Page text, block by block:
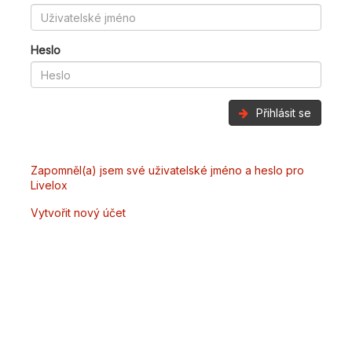
Heslo
Přihlásit se
Zapomněl(a) jsem své uživatelské jméno a heslo pro
Livelox
Vytvořit nový účet